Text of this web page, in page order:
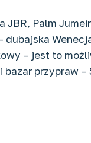
JBR, Palm
– jest to
przypraw –